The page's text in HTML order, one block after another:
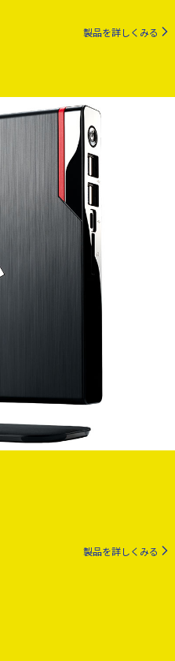
製品を詳しくみる
製品を詳しくみる